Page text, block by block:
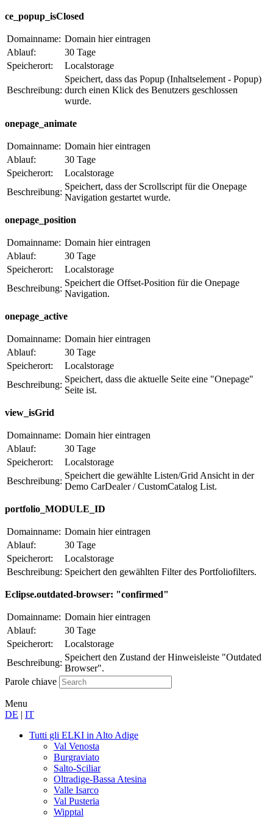
ce_popup_isClosed
Domainname: Domain hier eintragen
Ablauf:
30 Tage
Speicherort:
Localstorage
Beschreibung:
Speichert, dass das Popup (Inhaltselement - Popup)
durch einen Klick des Benutzers geschlossen
wurde.
onepage_animate
Domainname: Domain hier eintragen
Ablauf:
30 Tage
Speicherort:
Localstorage
Beschreibung:
Speichert, dass der Scrollscript für die Onepage
Navigation gestartet wurde.
onepage_position
Domainname: Domain hier eintragen
Ablauf:
30 Tage
Speicherort:
Localstorage
Beschreibung:
Speichert die Offset-Position für die Onepage
Navigation.
onepage_active
Domainname: Domain hier eintragen
Ablauf:
30 Tage
Speicherort:
Localstorage
Beschreibung:
Speichert, dass die aktuelle Seite eine "Onepage"
Seite ist.
view_isGrid
Domainname: Domain hier eintragen
Ablauf:
30 Tage
Speicherort:
Localstorage
Beschreibung:
Speichert die gewählte Listen/Grid Ansicht in der
Demo CarDealer / CustomCatalog List.
portfolio_MODULE_ID
Domainname: Domain hier eintragen
Ablauf:
30 Tage
Speicherort:
Localstorage
Beschreibung: Speichert den gewählten Filter des Portfoliofilters.
Eclipse.outdated-browser: "confirmed"
Domainname: Domain hier eintragen
Ablauf:
30 Tage
Speicherort:
Localstorage
Beschreibung:
Speichert den Zustand der Hinweisleiste "Outdated
Browser".
Parole chiave
Menu
DE | IT
Tutti gli ELKI in Alto Adige
Val Venosta
Burgraviato
Salto-Sciliar
Oltradige-Bassa Atesina
Valle Isarco
Val Pusteria
Wipptal